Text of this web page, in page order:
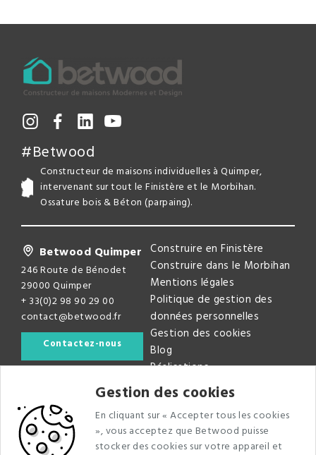
Gestion des cookies
En cliquant sur « Accepter tous les cookies
», vous acceptez que Betwood puisse
stocker des cookies sur votre appareil et
#Betwood
Constructeur de maisons individuelles à Quimper,
intervenant sur tout le Finistère et le Morbihan.
Ossature bois & Béton (parpaing).
Betwood Quimper
246 Route de Bénodet
29000 Quimper
+ 33(0)2 98 90 29 00
contact@betwood.fr
Contactez-nous
Construire en Finistère
Construire dans le Morbihan
Mentions légales
Politique de gestion des
données personnelles
Gestion des cookies
Blog
Réalisations
Newsletter
Recevez nos dernières infos faites maisons